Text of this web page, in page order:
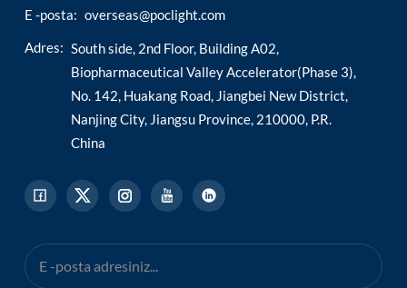
E -posta: overseas@poclight.com
Adres: South side, 2nd Floor, Building A02,
Biopharmaceutical Valley Accelerator(Phase 3),
No. 142, Huakang Road, Jiangbei New District,
Nanjing City, Jiangsu Province, 210000, P.R.
China